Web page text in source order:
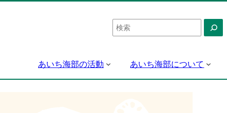
検
索
あいち海部の活動 あいち海部について